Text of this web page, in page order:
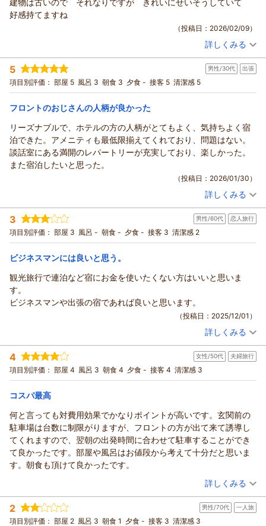
した。
ご感想をご投稿いただきましたこと御礼申し上げます。
テレビ、エアコンの件、ご迷惑をお掛けし申し訳ございません
前回の宿泊者様のタイマー設定が解除できていなかったことが
原因だと思われます。
以降、気をつけてまいります。
今後も快適にご利用頂けるように努めて参ります。
またのご利用を従業員一同、心よりお待ち申し上げておりま
Biz Hotel 紀伊由良 片山
（返信日：2026/03/03）
好感持てますね
（投稿日：2026/02/09）
投稿者： サイヤンさん(男性/50代)
宿泊プラン： 【お手軽】シンプルステイプラン♪（軽朝食無料）
ツイン
朝のみ
宿泊価格帯： 6,001～7,000円(大人一人あたり/税込)
Biz Hotel 紀伊由良をご利用いただきましてありがとうございま
した。
ご感想をご投稿いただきましたこと御礼申し上げます。
今後も快適にご利用頂けるように努めて参ります。
Biz Hotel 紀伊由良 田渕
（返信日：2026/02/10）
詳しくみる
5 男性/30代 出張
項目別評価： 部屋 5 風呂 3 朝食 3 夕食 - 接客 5 清潔感 5
フロントのおじさんの人柄が良かった
リーズナブルで、ホテルの方の人柄がとてもよく、気持ちよく宿
泊できた。アメニティも最低限揃えてくれており、問題はない。
談話室にある満開のレパートリーが充実しており、楽しかった。
また宿泊したいと思った。
（投稿日：2026/01/30）
投稿者： ウメモトさん(男性/30代)
宿泊プラン： 【長期３連泊割】３連泊以上の方 限定プラン（軽朝食無料）
シングル 朝のみ
宿泊価格帯： 4,001～5,000円(大人一人あたり/税込)
Biz Hotel 紀伊由良をご利用いただきましてありがとうございま
した。
ご感想をご投稿いただきましたこと御礼申し上げます。
今後も快適にご利用頂けるように努めて参ります。
またのご利用を従業員一同、心よりお待ち申し上げておりま
す。
Biz Hotel 紀伊由良 片山
（返信日：2026/02/02）
詳しくみる
3 男性/60代 恋人旅行
項目別評価： 部屋 3 風呂 - 朝食 - 夕食 - 接客 3 清潔感 2
ビジネスマンには良いと思う。
観光旅行で連泊など宿にお金を使いたくない方はいいと思いま
す。
ビジネスマンや出張の宿であれば良いと思います。
（投稿日：2025/12/01）
投稿者： bmwさん(男性/60代)
宿泊プラン： 【１４日前】早期申込みでお得！早割１４プラン♪（無料軽朝
食サービス）
ツイン 朝のみ
宿泊価格帯： 3,001～4,000円(大人一人あたり/税込)
Biz Hotel 紀伊由良をご利用いただきましてありがとうございま
した。ご感想をご投稿いただきましたこと御礼申し上げます。
今後も快適にご利用頂けるように努めて参ります。またのご利
用を従業員一同、心よりお待ち申し上げております。
Biz Hotel 紀伊由良 田渕
（返信日：2025/12/02）
詳しくみる
4 女性/50代 夫婦旅行
項目別評価： 部屋 4 風呂 3 朝食 4 夕食 - 接客 4 清潔感 3
コスパ最高
何と言っても対費用効果でかなりポイントが高いです。玄関前の
駐車場は台数に制限がりますが、フロントの方が出て来て誘導し
てくれますので、翌朝の出発時間に合わせて駐車することができ
て良かったです。部屋や風呂はお値段から考えて十分だと思いま
す。朝食も頂けて良かったです。
（投稿日：2025/11/30）
宿泊時期： 2025年10月宿泊 (夫婦旅行)
投稿者： まいまいさん
宿泊プラン： 【お日にち限定ＳＡＬＥ♪】■１泊軽朝食付■ベストプライス！
詳しくみる
2 男性/70代 一人旅
項目別評価： 部屋 2 風呂 3 朝食 1 夕食 - 接客 3 清潔感 3